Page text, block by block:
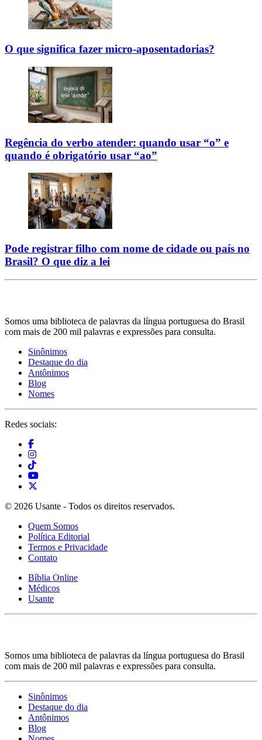
O que significa fazer micro-aposentadorias?
Regência do verbo atender: quando usar “o” e
quando é obrigatório usar “ao”
Pode registrar filho com nome de cidade ou país no
Brasil? O que diz a lei
Somos uma biblioteca de palavras da língua portuguesa do Brasil
com mais de 200 mil palavras e expressões para consulta.
Sinônimos
Destaque do dia
Antônimos
Blog
Nomes
Redes sociais:
© 2026 Usante - Todos os direitos reservados.
Quem Somos
Política Editorial
Termos e Privacidade
Contato
Bíblia Online
Médicos
Usante
Somos uma biblioteca de palavras da língua portuguesa do Brasil
com mais de 200 mil palavras e expressões para consulta.
Sinônimos
Destaque do dia
Antônimos
Blog